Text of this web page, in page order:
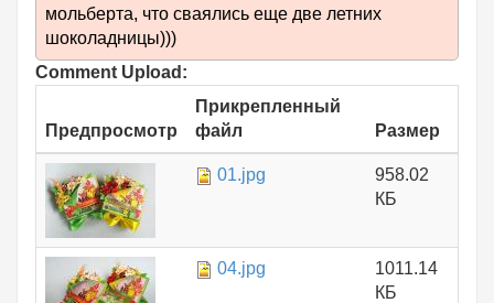
мольберта, что сваялись еще две летних
шоколадницы)))
Comment Upload:
Предпросмотр
Прикрепленный
файл
Размер
01.jpg
958.02
КБ
04.jpg
1011.14
КБ